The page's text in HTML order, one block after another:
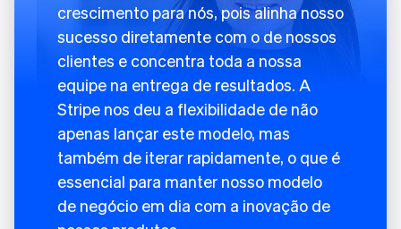
crescimento para nós, pois alinha nosso
sucesso diretamente com o de nossos
clientes e concentra toda a nossa
equipe na entrega de resultados. A
Stripe nos deu a flexibilidade de não
apenas lançar este modelo, mas
também de iterar rapidamente, o que é
essencial para manter nosso modelo
de negócio em dia com a inovação de